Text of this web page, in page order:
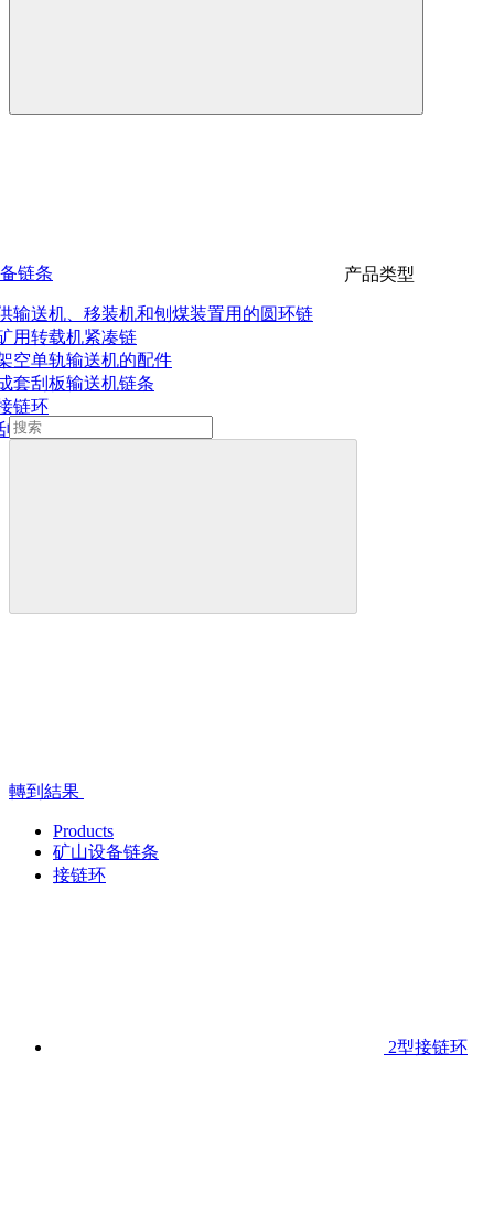
产品类型
链条
输送机、移装机和刨煤装置用的圆环链
用转载机紧凑链
空单轨输送机的配件
套刮板输送机链条
链环
板
轉到結果
Products
矿山设备链条
接链环
2型接链环